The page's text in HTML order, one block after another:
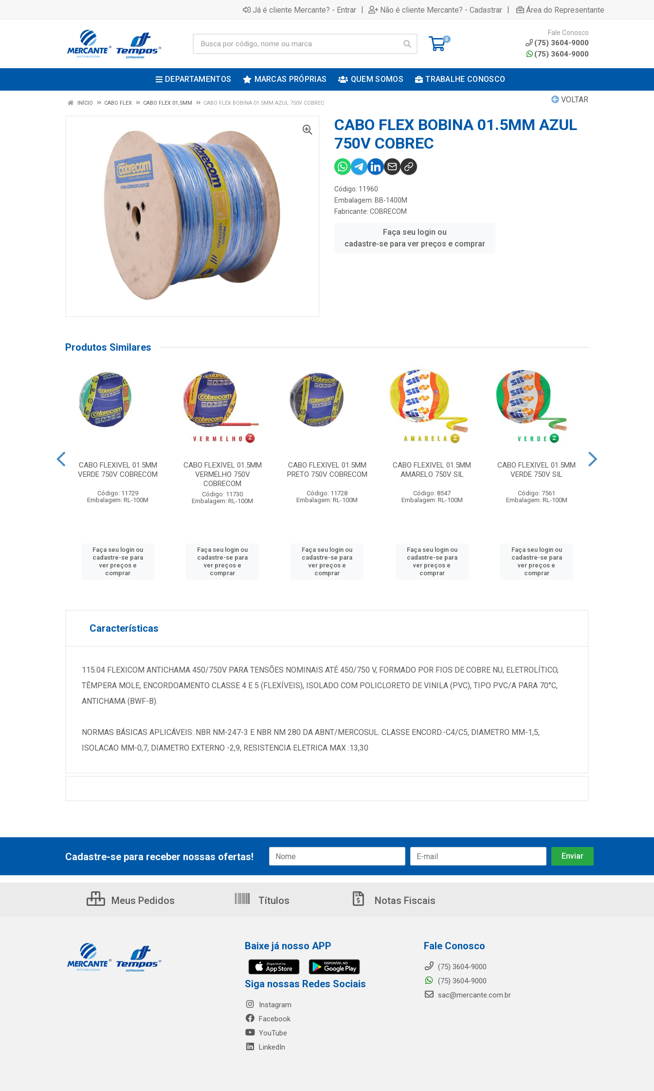
Já é cliente Mercante? - Entrar | Não é cliente Mercante? - Cadastrar | Área do Representante
0
Fale Conosco
(75) 3604-9000
(75) 3604-9000
DEPARTAMENTOS MARCAS PRÓPRIAS QUEM SOMOS TRABALHE CONOSCO
VOLTAR
INÍCIO CABO FLEX CABO FLEX 01,5MM CABO FLEX BOBINA 01.5MM AZUL 750V COBREC
CABO FLEX BOBINA 01.5MM AZUL
750V COBREC
Código: 11960
Embalagem: BB-1400M
Fabricante: COBRECOM
Faça seu login ou
cadastre-se para ver preços e comprar
Produtos Similares
CABO FLEXIVEL 01.5MM
VERDE 750V COBRECOM
Código: 11729
Embalagem: RL-100M
Faça seu login ou
cadastre-se para
ver preços e
comprar
CABO FLEXIVEL 01.5MM
VERMELHO 750V
COBRECOM
Código: 11730
Embalagem: RL-100M
Faça seu login ou
cadastre-se para
ver preços e
comprar
CABO FLEXIVEL 01.5MM
PRETO 750V COBRECOM
Código: 11728
Embalagem: RL-100M
Faça seu login ou
cadastre-se para
ver preços e
comprar
CABO FLEXIVEL 01.5MM
AMARELO 750V SIL
Código: 8547
Embalagem: RL-100M
Faça seu login ou
cadastre-se para
ver preços e
comprar
CABO FLEXIVEL 01.5MM
VERDE 750V SIL
Código: 7561
Embalagem: RL-100M
Faça seu login ou
cadastre-se para
ver preços e
comprar
Características
115.04 FLEXICOM ANTICHAMA 450/750V PARA TENSÕES NOMINAIS ATÉ 450/750 V, FORMADO POR FIOS DE COBRE NU, ELETROLÍTICO,
TÊMPERA MOLE, ENCORDOAMENTO CLASSE 4 E 5 (FLEXÍVEIS), ISOLADO COM POLICLORETO DE VINILA (PVC), TIPO PVC/A PARA 70°C,
ANTICHAMA (BWF-B).
NORMAS BÁSICAS APLICÁVEIS: NBR NM-247-3 E NBR NM 280 DA ABNT/MERCOSUL. CLASSE ENCORD.-C4/C5, DIAMETRO MM-1,5,
ISOLACAO MM-0,7, DIAMETRO EXTERNO -2,9, RESISTENCIA ELETRICA MAX :13,30
Cadastre-se para receber nossas ofertas!
Meus Pedidos Títulos Notas Fiscais
Baixe já nosso APP
Siga nossas Redes Sociais
Instagram
Facebook
YouTube
LinkedIn
Fale Conosco
(75) 3604-9000
(75) 3604-9000
sac@mercante.com.br